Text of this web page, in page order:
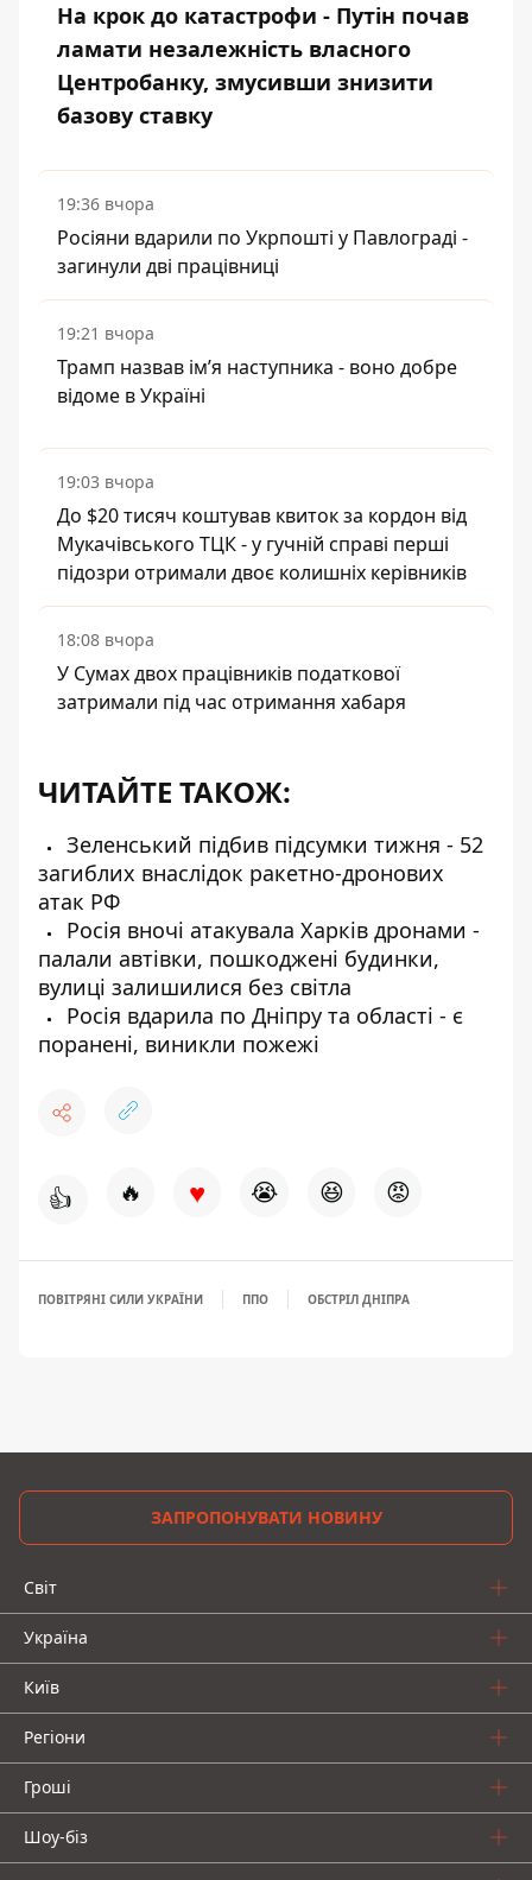
На крок до катастрофи - Путін почав
ламати незалежність власного
Центробанку, змусивши знизити
базову ставку
19:36 вчора
Росіяни вдарили по Укрпошті у Павлограді -
загинули дві працівниці
19:21 вчора
Трамп назвав імʼя наступника - воно добре
відоме в Україні
19:03 вчора
До $20 тисяч коштував квиток за кордон від
Мукачівського ТЦК - у гучній справі перші
підозри отримали двоє колишніх керівників
18:08 вчора
У Сумах двох працівників податкової
затримали під час отримання хабаря
ЧИТАЙТЕ ТАКОЖ:
Зеленський підбив підсумки тижня - 52
загиблих внаслідок ракетно-дронових
атак РФ
Росія вночі атакувала Харків дронами -
палали автівки, пошкоджені будинки,
вулиці залишилися без світла
Росія вдарила по Дніпру та області - є
поранені, виникли пожежі
👍 🔥 ♥ 😭 😆 😡
ПОВІТРЯНІ СИЛИ УКРАЇНИ ППО ОБСТРІЛ ДНІПРА
ЗАПРОПОНУВАТИ НОВИНУ
Світ
Україна
Київ
Регіони
Гроші
Шоу-біз